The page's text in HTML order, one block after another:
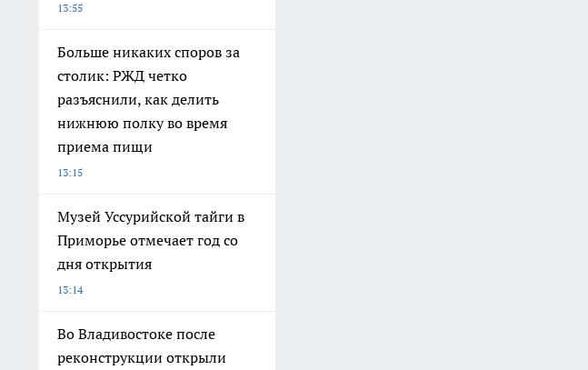
13:55
Больше никаких споров за
столик: РЖД четко
разъяснили, как делить
нижнюю полку во время
приема пищи
13:15
Музей Уссурийской тайги в
Приморье отмечает год со
дня открытия
13:14
Во Владивостоке после
реконструкции открыли